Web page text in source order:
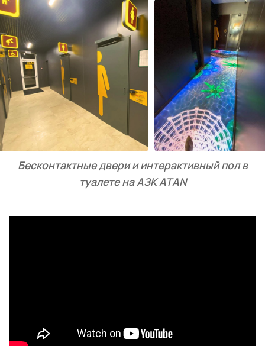
Бесконтактные двери и интерактивный пол в
туалете на АЗК ATAN